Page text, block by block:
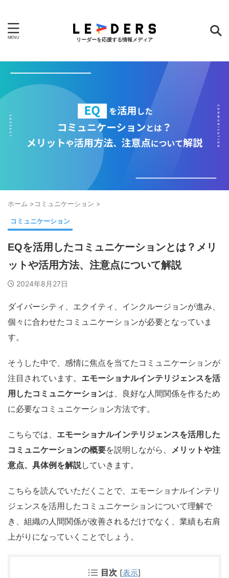
リーダーを応援する情報メディア
ホーム >コミュニケーション >
コミュニケーション
EQを活用したコミュニケーションとは？メリ
ットや活用方法、注意点について解説
2024年8月27日
ダイバーシティ、エクイティ、インクルージョンが進み、
個々に合わせたコミュニケーションが必要となっていま
す。
そうした中で、感情に焦点を当てたコミュニケーションが
注目されています。 エモーショナルインテリジェンスを活
用したコミュニケーションは、良好な人間関係を作るため
に必要なコミュニケーション方法です。
こちらでは、 エモーショナルインテリジェンスを活用した
コミュニケーションの概要を説明しながら、
メリットや注
意点、具体例を解説していきます。
こちらを読んでいただくことで、エモーショナルインテリ
ジェンスを活用したコミュニケーションについて理解で
き、組織の人間関係が改善されるだけでなく、業績も右肩
上がりになっていくことでしょう。
目次 [表示]